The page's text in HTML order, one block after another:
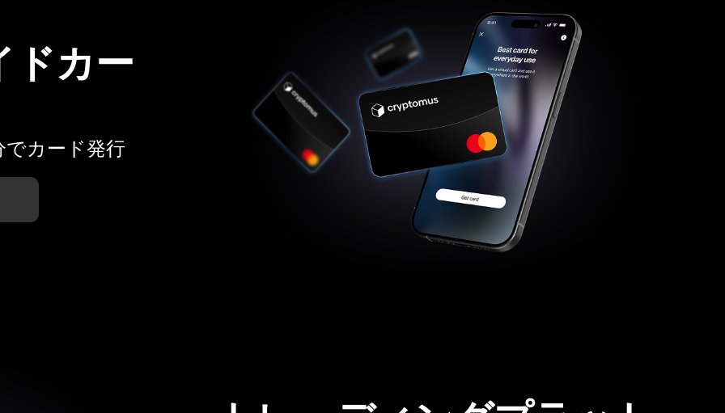
ドカー
でカード発行